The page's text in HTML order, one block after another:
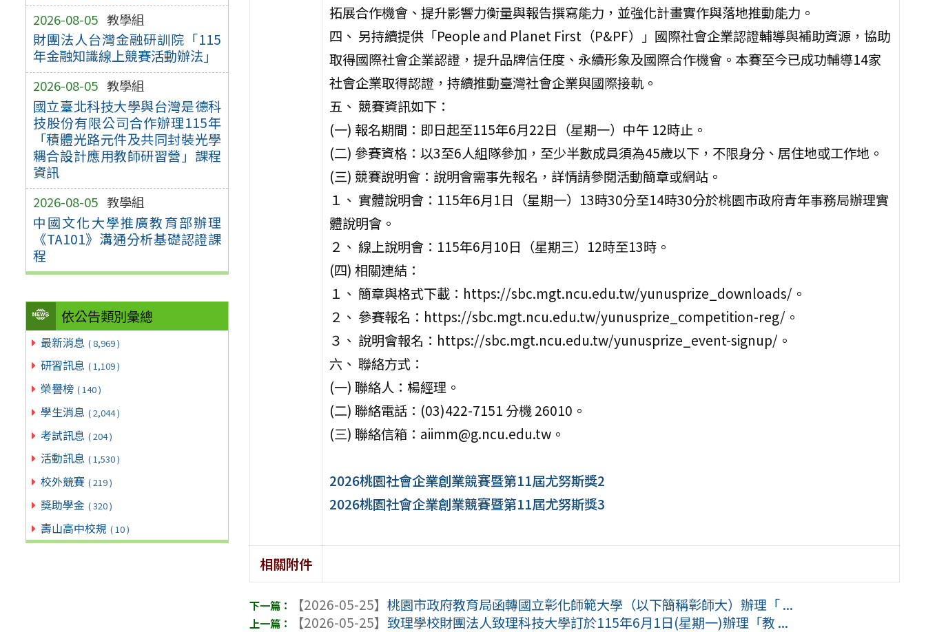
2026-08-05 教學組
財團法人台灣金融研訓院「115
年金融知識線上競賽活動辦法」
2026-08-05 教學組
國立臺北科技大學與台灣是德科
技股份有限公司合作辦理115年
「積體光路元件及共同封裝光學
耦合設計應用教師研習營」課程
資訊
2026-08-05 教學組
中國文化大學推廣教育部辦理
《TA101》溝通分析基礎認證課
程
依公告類別彙總
最新消息 ( 8,969 )
研習訊息 ( 1,109 )
榮譽榜 ( 140 )
學生消息 ( 2,044 )
考試訊息 ( 204 )
活動訊息 ( 1,530 )
校外競賽 ( 219 )
獎助學金 ( 320 )
壽山高中校規 ( 10 )
拓展合作機會、提升影響力衡量與報告撰寫能力，並強化計畫實作與落地推動能力。
四、 另持續提供「People and Planet First（P&PF）」國際社會企業認證輔導與補助資源，協助
取得國際社會企業認證，提升品牌信任度、永續形象及國際合作機會。本賽至今已成功輔導14家
社會企業取得認證，持續推動臺灣社會企業與國際接軌。
五、 競賽資訊如下：
(一) 報名期間：即日起至115年6月22日（星期一）中午 12時止。
(二) 參賽資格：以3至6人組隊參加，至少半數成員須為45歲以下，不限身分、居住地或工作地。
(三) 競賽說明會：說明會需事先報名，詳情請參閱活動簡章或網站。
１、 實體說明會：115年6月1日（星期一）13時30分至14時30分於桃園市政府青年事務局辦理實
體說明會。
２、 線上說明會：115年6月10日（星期三）12時至13時。
(四) 相關連結：
１、 簡章與格式下載：https://sbc.mgt.ncu.edu.tw/yunusprize_downloads/。
２、 參賽報名：https://sbc.mgt.ncu.edu.tw/yunusprize_competition-reg/。
３、 說明會報名：https://sbc.mgt.ncu.edu.tw/yunusprize_event-signup/。
六、 聯絡方式：
(一) 聯絡人：楊經理。
(二) 聯絡電話：(03)422-7151 分機 26010。
(三) 聯絡信箱：aiimm@g.ncu.edu.tw。
2026桃園社會企業創業競賽暨第11屆尤努斯獎2
2026桃園社會企業創業競賽暨第11屆尤努斯獎3
相關附件
【2026-05-25】桃園市政府教育局函轉國立彰化師範大學（以下簡稱彰師大）辦理「 ...
【2026-05-25】致理學校財團法人致理科技大學訂於115年6月1日(星期一)辦理「教 ...